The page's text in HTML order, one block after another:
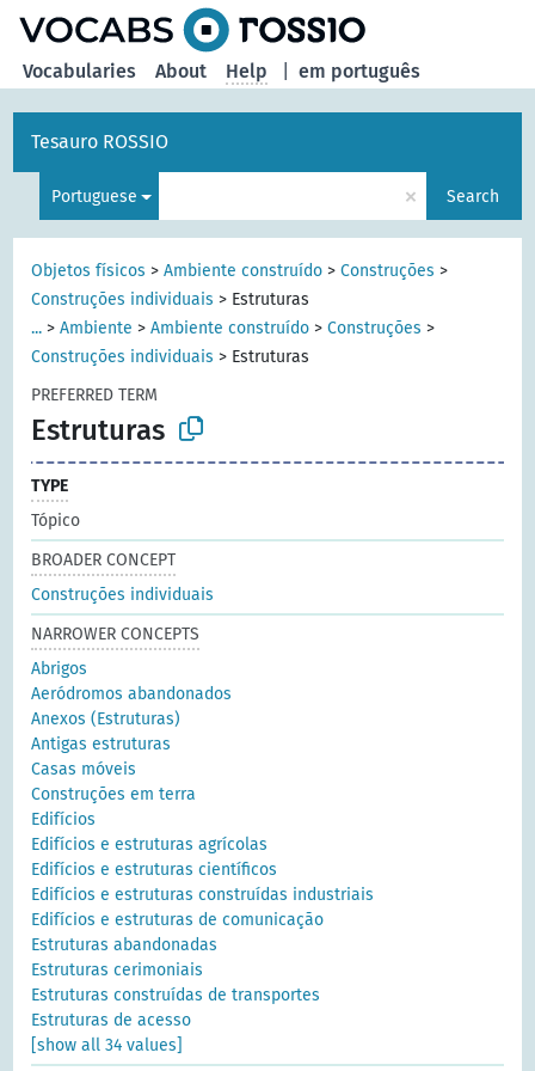
em português
Vocabularies About Help
Tesauro ROSSIO
Portuguese × Search
Objetos físicos >Ambiente construído >Construções >
Construções individuais > Estruturas
... >Ambiente >Ambiente construído >Construções >
Construções individuais > Estruturas
PREFERRED TERM
Estruturas
TYPE
Tópico
BROADER CONCEPT
Construções individuais
NARROWER CONCEPTS
Abrigos
Aeródromos abandonados
Anexos (Estruturas)
Antigas estruturas
Casas móveis
Construções em terra
Edifícios
Edifícios e estruturas agrícolas
Edifícios e estruturas científicos
Edifícios e estruturas construídas industriais
Edifícios e estruturas de comunicação
Estruturas abandonadas
Estruturas cerimoniais
Estruturas construídas de transportes
Estruturas de acesso
[show all 34 values]